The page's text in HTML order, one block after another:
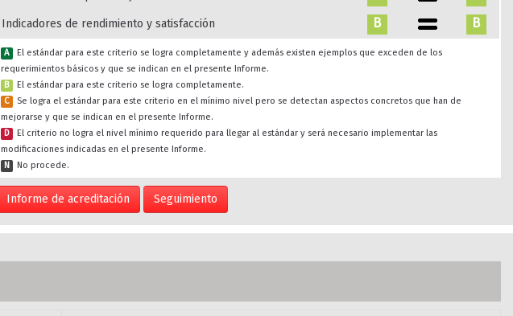
Indicadores de rendimiento y satisfacción B B
A
El estándar para este criterio se logra completamente y además existen ejemplos que exceden de los
requerimientos básicos y que se indican en el presente Informe.
B
El estándar para este criterio se logra completamente.
C
Se logra el estándar para este criterio en el mínimo nivel pero se detectan aspectos concretos que han de
mejorarse y que se indican en el presente Informe.
D
El criterio no logra el nivel mínimo requerido para llegar al estándar y será necesario implementar las
modificaciones indicadas en el presente Informe.
N
No procede.
Informe de acreditación Seguimiento